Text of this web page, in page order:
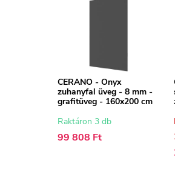
CERANO - Onyx
zuhanyfal üveg - 8 mm -
grafitüveg - 160x200 cm
Raktáron 3 db
99 808 Ft